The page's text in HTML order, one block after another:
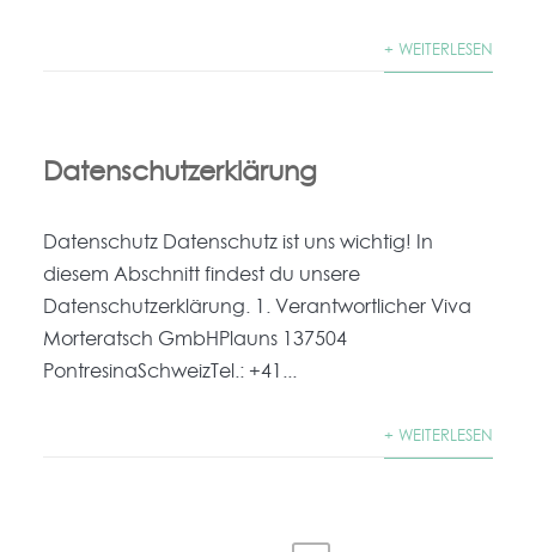
+ WEITERLESEN
Datenschutzerklärung
Daten­schutz Datenschutz ist uns wichtig! In
diesem Abschnitt findest du unsere
Datenschutzerklärung. 1. Verantwortlicher Viva
Morteratsch GmbHPlauns 137504
PontresinaSchweizTel.: +41...
+ WEITERLESEN